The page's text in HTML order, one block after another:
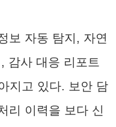
보 자동 탐지, 자연
감사 대응 리포트
지고 있다. 보안 담
리 이력을 보다 신